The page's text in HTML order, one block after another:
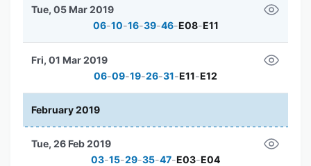
06-10-16-39-46-E08-E11
Tue, 05 Mar 2019
06-09-19-26-31-E11-E12
Fri, 01 Mar 2019
February 2019
03-15-29-35-47-E03-E04
Tue, 26 Feb 2019